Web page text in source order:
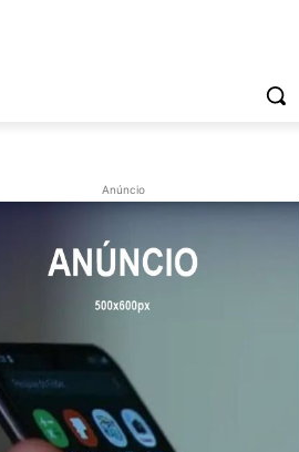
Anúncio